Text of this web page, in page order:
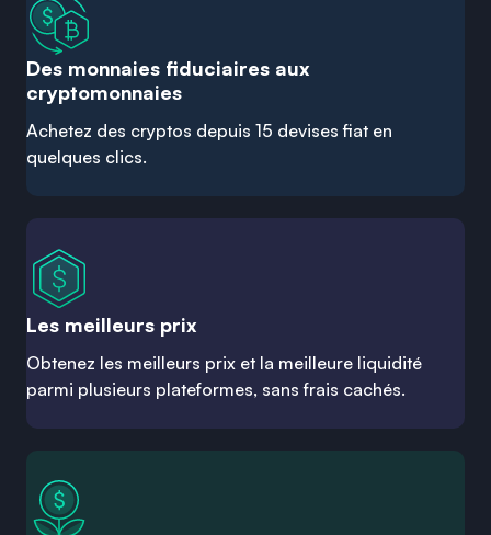
Des monnaies fiduciaires aux
cryptomonnaies
Achetez des cryptos depuis 15 devises fiat en
quelques clics.
Les meilleurs prix
Obtenez les meilleurs prix et la meilleure liquidité
parmi plusieurs plateformes, sans frais cachés.